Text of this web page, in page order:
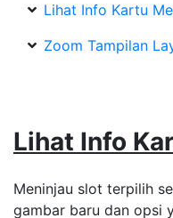
Lihat Info Kartu
Zoom Tampilan
Lihat Info
Meninjau slot terpilih
gambar baru dan opsi